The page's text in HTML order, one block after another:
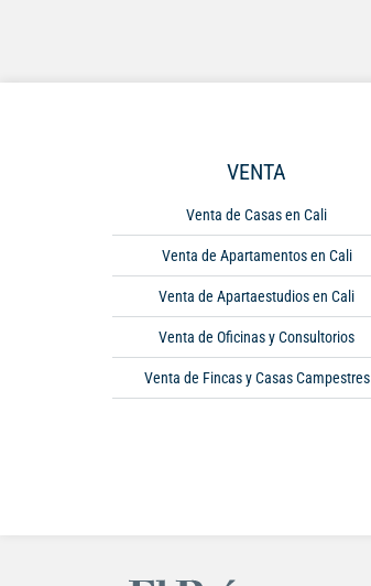
VENTA
Venta de Casas en Cali
Venta de Apartamentos en Cali
Venta de Apartaestudios en Cali
Venta de Oficinas y Consultorios
Venta de Fincas y Casas Campestres